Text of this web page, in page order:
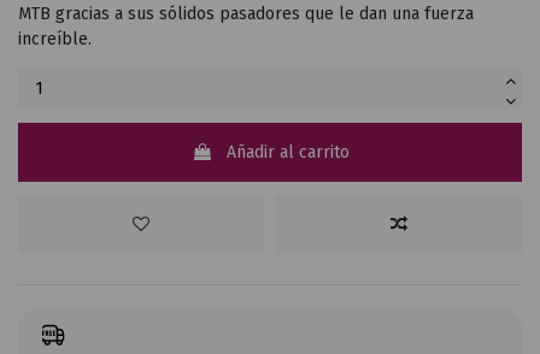
MTB gracias a sus sólidos pasadores que le dan una fuerza
increíble.
Añadir al carrito